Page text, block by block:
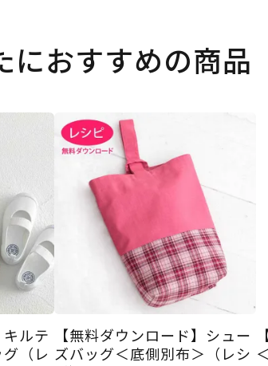
におすすめの商品
キルテ
（レ
【無料ダウンロード】シュー
ズバッグ＜底側別布＞（レシ